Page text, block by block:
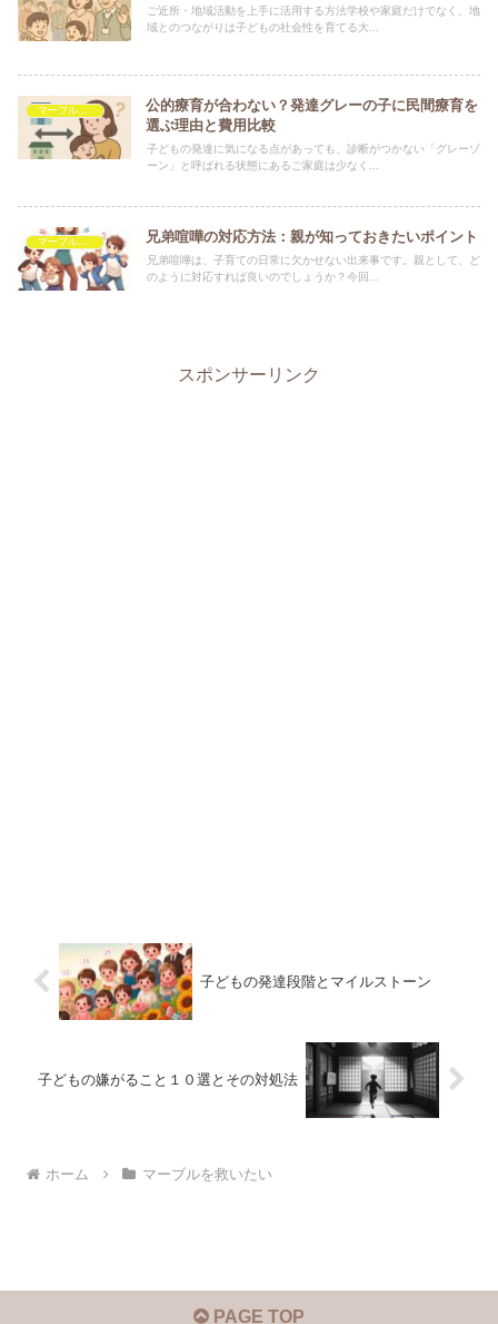
ご近所・地域活動を上手に活用する方法学校や家庭だけでなく、地
域とのつながりは子どもの社会性を育てる大...
マーブルを救いたい
公的療育が合わない？発達グレーの子に民間療育を
選ぶ理由と費用比較
子どもの発達に気になる点があっても、診断がつかない「グレーゾ
ーン」と呼ばれる状態にあるご家庭は少なく...
マーブルを救いたい 兄弟喧嘩の対応方法：親が知っておきたいポイント
兄弟喧嘩は、子育ての日常に欠かせない出来事です。親として、ど
のように対応すれば良いのでしょうか？今回...
スポンサーリンク
子どもの発達段階とマイルストーン
子どもの嫌がること１０選とその対処法
ホーム マーブルを救いたい
PAGE TOP